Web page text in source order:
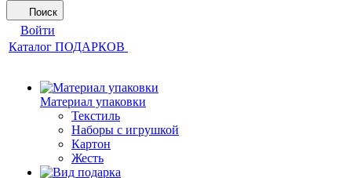
Поиск
Войти
Каталог ПОДАРКОВ
Материал упаковки
Текстиль
Наборы с игрушкой
Картон
Жесть